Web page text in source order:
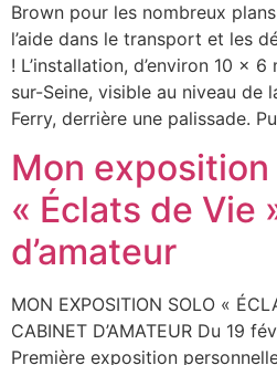
Brown pour les nombreux
l’aide dans le transport et les
! L’installation, d’environ 10 x
sur-Seine, visible au niveau de
Ferry, derrière une palissade.
Mon exposition
« Éclats de Vie
d’amateur
MON EXPOSITION SOLO «
CABINET D’AMATEUR Du 19
Première exposition